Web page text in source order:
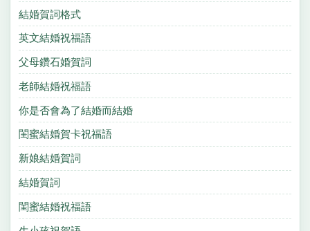
結婚賀詞格式
英文結婚祝福語
父母鑽石婚賀詞
老師結婚祝福語
你是否會為了結婚而結婚
閨蜜結婚賀卡祝福語
新娘結婚賀詞
結婚賀詞
閨蜜結婚祝福語